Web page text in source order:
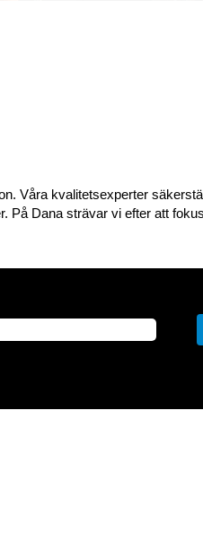
Våra kvalitetsexperter
På Dana strävar vi efter att